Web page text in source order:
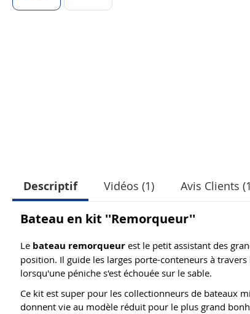
Descriptif Vidéos (1) Avis Clients
Bateau en kit ''Remorqueur''
Le bateau remorqueur est le petit assistant des
position. Il guide les larges porte-conteneurs à
lorsqu'une péniche s'est échouée sur le sable.
Ce kit est super pour les collectionneurs de bateaux
donnent vie au modèle réduit pour le plus grand